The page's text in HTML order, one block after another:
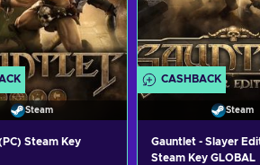
Steam
Steam Key
CASHBACK
Steam
Gauntlet - Slayer
Steam Key GLOBAL